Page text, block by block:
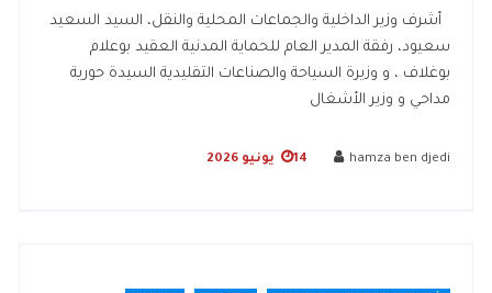
أشرف وزير الداخلية والجماعات المحلية والنقل، السيد السعيد
سعيود، رفقة المدير العام للحماية المدنية العقيد بوعلام
بوغلاف ، و وزيرة السياحة والصناعات التقليدية السيدة حورية
مداحي و وزير الأشغال
hamza ben djedi 14 يونيو 2026